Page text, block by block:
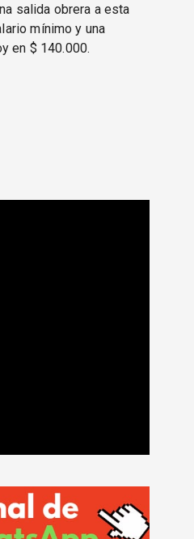
salida obrera a esta
mínimo y una
en $ 140.000.